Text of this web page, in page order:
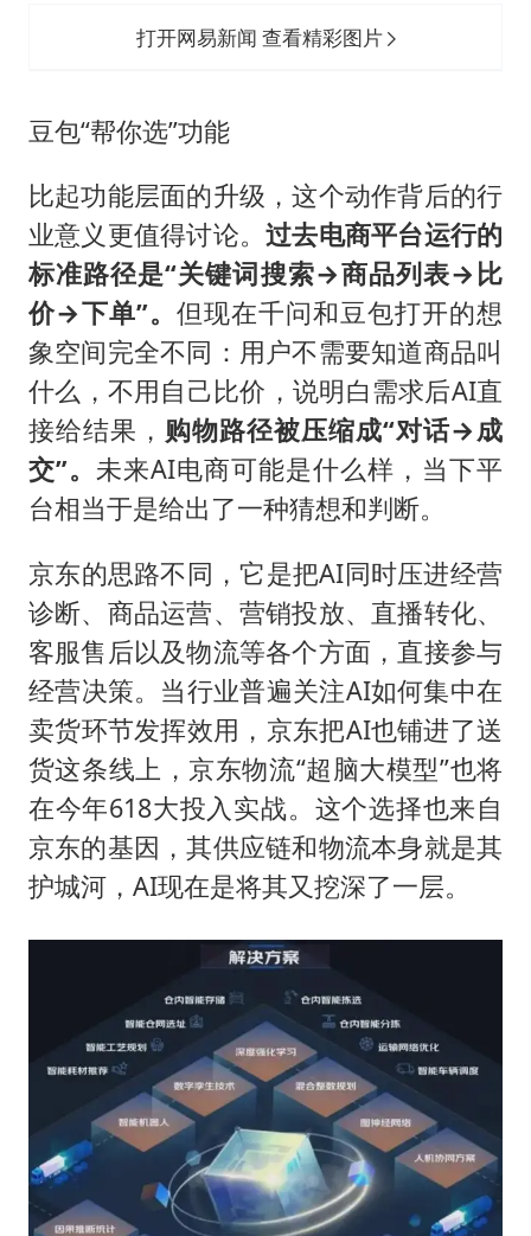
打开网易新闻 查看精彩图片
豆包“帮你选”功能
比起功能层面的升级，这个动作背后的行
业意义更值得讨论。过去电商平台运行的
标准路径是“关键词搜索→商品列表→比
价→下单”。 但现在千问和豆包打开的想
象空间完全不同：用户不需要知道商品叫
什么，不用自己比价，说明白需求后AI直
接给结果， 购物路径被压缩成“对话→成
交”。 未来AI电商可能是什么样，当下平
台相当于是给出了一种猜想和判断。
京东的思路不同，它是把AI同时压进经营
诊断、商品运营、营销投放、直播转化、
客服售后以及物流等各个方面，直接参与
经营决策。当行业普遍关注AI如何集中在
卖货环节发挥效用，京东把AI也铺进了送
货这条线上，京东物流“超脑大模型”也将
在今年618大投入实战。这个选择也来自
京东的基因，其供应链和物流本身就是其
护城河，AI现在是将其又挖深了一层。